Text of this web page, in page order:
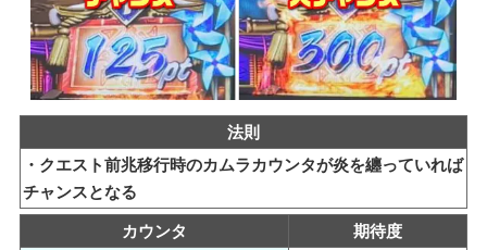
法則
・クエスト前兆移行時のカムラカウンタが炎を纏っていれば
チャンスとなる
カウンタ
期待度